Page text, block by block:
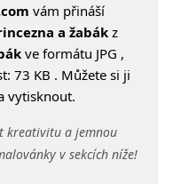
vám přináší
a žabák z
ve formátu JPG ,
73 KB . Můžete si ji
vytisknout.
kreativitu a jemnou
v sekcích níže!